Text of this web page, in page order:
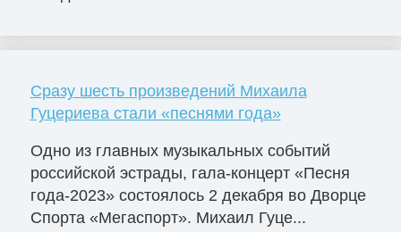
Сразу шесть произведений Михаила
Гуцериева стали «песнями года»
Одно из главных музыкальных событий
российской эстрады, гала-концерт «Песня
года-2023» состоялось 2 декабря во Дворце
Cпорта «Мегаспорт». Михаил Гуце...